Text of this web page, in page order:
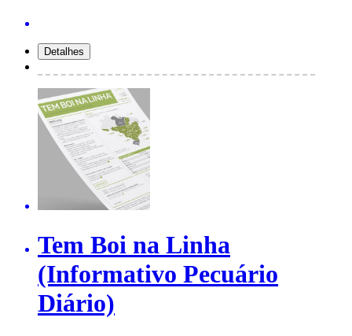
Tem Boi na Linha
(Informativo Pecuário
Diário)